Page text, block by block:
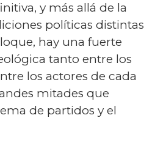
y más allá de la
políticas distintas
hay una fuerte
tanto entre los
los actores de cada
mitades que
de partidos y el